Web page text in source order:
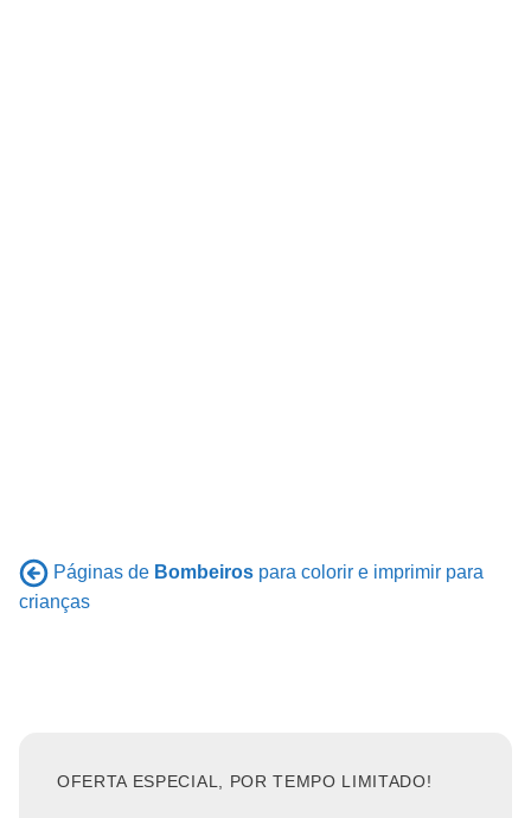
Páginas de Bombeiros para colorir e imprimir para
crianças
OFERTA ESPECIAL, POR TEMPO LIMITADO!